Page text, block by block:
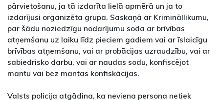
pārvietošanu, ja tā izdarīta lielā apmērā un ja to
izdarījusi organizēta grupa. Saskaņā ar Krimināllikumu,
par šādu noziedzīgu nodarījumu soda ar brīvības
atņemšanu uz laiku līdz pieciem gadiem vai ar īslaicīgu
brīvības atņemšanu, vai ar probācijas uzraudzību, vai ar
sabiedrisko darbu, vai ar naudas sodu, konfiscējot
mantu vai bez mantas konfiskācijas.
Valsts policija atgādina, ka neviena persona netiek